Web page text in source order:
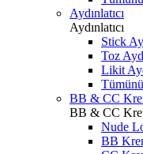
Aydınlatıcı
Aydınlatıcı
Stick
Toz
Likit
BB & CC
BB & CC
Nude
BB